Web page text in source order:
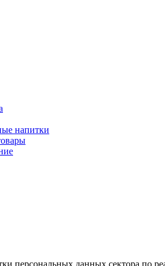
напитки
персональных данных сектора по